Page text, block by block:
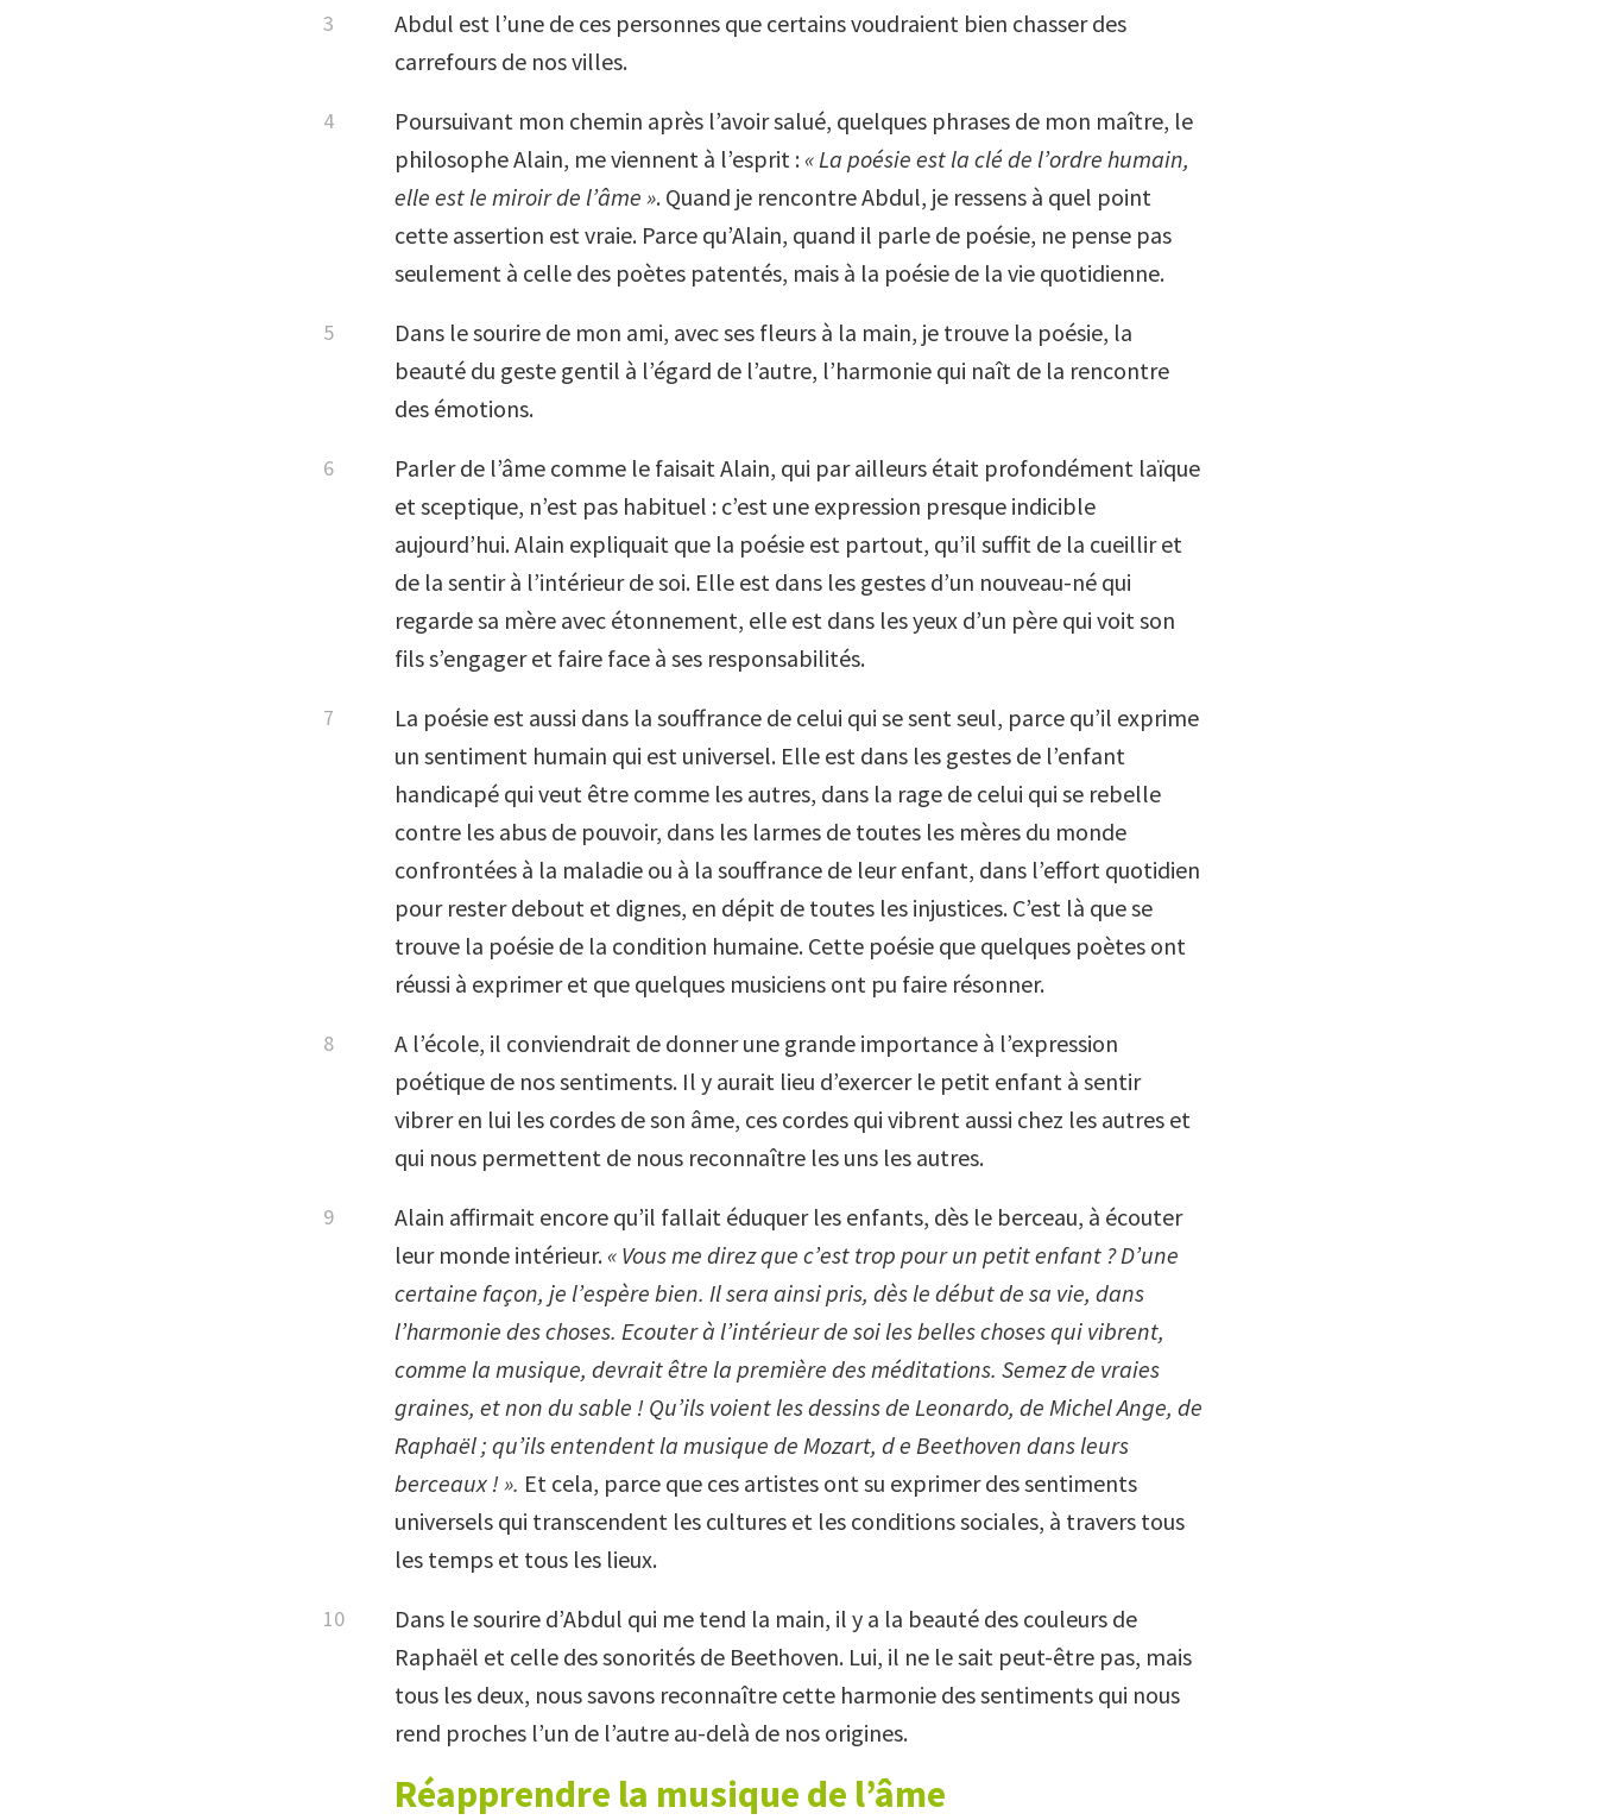
Abdul est l’une de ces personnes que certains voudraient bien chasser des
carrefours de nos villes.
Poursuivant mon chemin après l’avoir salué, quelques phrases de mon maître, le
philosophe Alain, me viennent à l’esprit : « La poésie est la clé de l’ordre humain,
elle est le miroir de l’âme ». Quand je rencontre Abdul, je ressens à quel point
cette assertion est vraie. Parce qu’Alain, quand il parle de poésie, ne pense pas
seulement à celle des poètes patentés, mais à la poésie de la vie quotidienne.
Dans le sourire de mon ami, avec ses fleurs à la main, je trouve la poésie, la
beauté du geste gentil à l’égard de l’autre, l’harmonie qui naît de la rencontre
des émotions.
Parler de l’âme comme le faisait Alain, qui par ailleurs était profondément laïque
et sceptique, n’est pas habituel : c’est une expression presque indicible
aujourd’hui. Alain expliquait que la poésie est partout, qu’il suffit de la cueillir et
de la sentir à l’intérieur de soi. Elle est dans les gestes d’un nouveau-né qui
regarde sa mère avec étonnement, elle est dans les yeux d’un père qui voit son
fils s’engager et faire face à ses responsabilités.
La poésie est aussi dans la souffrance de celui qui se sent seul, parce qu’il exprime
un sentiment humain qui est universel. Elle est dans les gestes de l’enfant
handicapé qui veut être comme les autres, dans la rage de celui qui se rebelle
contre les abus de pouvoir, dans les larmes de toutes les mères du monde
confrontées à la maladie ou à la souffrance de leur enfant, dans l’effort quotidien
pour rester debout et dignes, en dépit de toutes les injustices. C’est là que se
trouve la poésie de la condition humaine. Cette poésie que quelques poètes ont
réussi à exprimer et que quelques musiciens ont pu faire résonner.
A l’école, il conviendrait de donner une grande importance à l’expression
poétique de nos sentiments. Il y aurait lieu d’exercer le petit enfant à sentir
vibrer en lui les cordes de son âme, ces cordes qui vibrent aussi chez les autres et
qui nous permettent de nous reconnaître les uns les autres.
Alain affirmait encore qu’il fallait éduquer les enfants, dès le berceau, à écouter
leur monde intérieur. « Vous me direz que c’est trop pour un petit enfant ? D’une
certaine façon, je l’espère bien. Il sera ainsi pris, dès le début de sa vie, dans
l’harmonie des choses. Ecouter à l’intérieur de soi les belles choses qui vibrent,
comme la musique, devrait être la première des méditations. Semez de vraies
graines, et non du sable ! Qu’ils voient les dessins de Leonardo, de Michel Ange, de
Raphaël ; qu’ils entendent la musique de Mozart, d e Beethoven dans leurs
berceaux ! ». Et cela, parce que ces artistes ont su exprimer des sentiments
universels qui transcendent les cultures et les conditions sociales, à travers tous
les temps et tous les lieux.
Dans le sourire d’Abdul qui me tend la main, il y a la beauté des couleurs de
Raphaël et celle des sonorités de Beethoven. Lui, il ne le sait peut-être pas, mais
tous les deux, nous savons reconnaître cette harmonie des sentiments qui nous
rend proches l’un de l’autre au-delà de nos origines.
Réapprendre la musique de l’âme